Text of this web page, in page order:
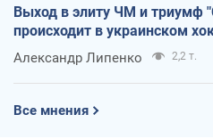
Выход в элиту ЧМ и триумф
происходит в украинском
Александр Липенко 2,2 т.
Все мнения